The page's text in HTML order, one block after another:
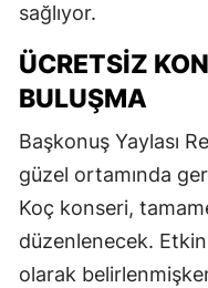
sağlıyor.
ÜCRETSİZ
BULUŞMA
Başkonuş Yaylası
güzel ortamında
Koç konseri,
düzenlenecek.
olarak